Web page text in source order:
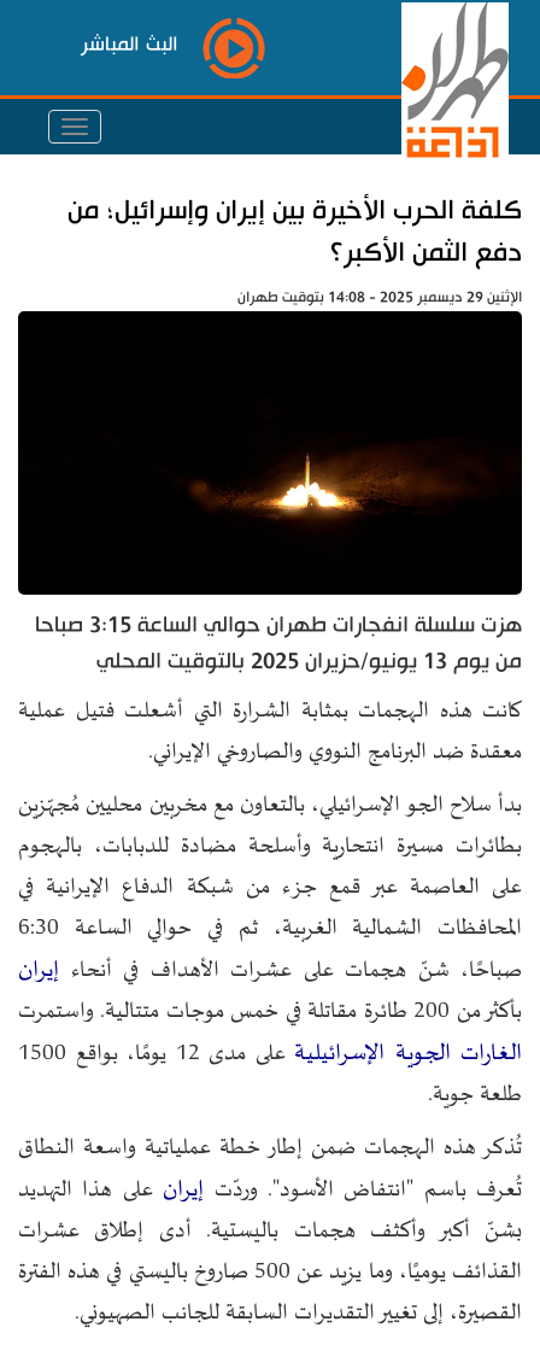
البث المباشر
كلفة الحرب الأخيرة بين إيران وإسرائيل؛ من
دفع الثمن الأكبر؟
الإثنين 29 ديسمبر 2025 - 14:08 بتوقيت طهران
هزت سلسلة انفجارات طهران حوالي الساعة 3:15 صباحا
من يوم 13 يونيو/حزيران 2025 بالتوقيت المحلي
كانت هذه الهجمات بمثابة الشرارة التي أشعلت فتيل عملية
معقدة ضد البرنامج النووي والصاروخي الإيراني.
بدأ سلاح الجو الإسرائيلي، بالتعاون مع مخربين محليين مُجهّزين
بطائرات مسيرة انتحارية وأسلحة مضادة للدبابات، بالهجوم
على العاصمة عبر قمع جزء من شبكة الدفاع الإيرانية في
المحافظات الشمالية الغربية، ثم في حوالي الساعة 6:30
صباحًا، شنّ هجمات على عشرات الأهداف في أنحاء إيران
بأكثر من 200 طائرة مقاتلة في خمس موجات متتالية. واستمرت
الغارات الجوية الإسرائيلية
على مدى 12 يومًا، بواقع 1500
طلعة جوية.
تُذكر هذه الهجمات ضمن إطار خطة عملياتية واسعة النطاق
تُعرف باسم "انتفاض الأسود". وردّت إيران على هذا التهديد
بشنّ أكبر وأكثف هجمات باليستية. أدى إطلاق عشرات
القذائف يوميًا، وما يزيد عن 500 صاروخ باليستي في هذه الفترة
القصيرة، إلى تغيير التقديرات السابقة للجانب الصهيوني.